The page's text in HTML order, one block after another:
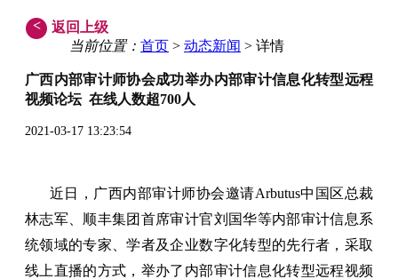
<
返回上级
当前位置： 首页 > 动态新闻 > 详情
广西内部审计师协会成功举办内部审计信息化转型远程
视频论坛 在线人数超700人
2021-03-17 13:23:54
近日，广西内部审计师协会邀请Arbutus中国区总裁
林志军、顺丰集团首席审计官刘国华等内部审计信息系
统领域的专家、学者及企业数字化转型的先行者，采取
线上直播的方式，举办了内部审计信息化转型远程视频